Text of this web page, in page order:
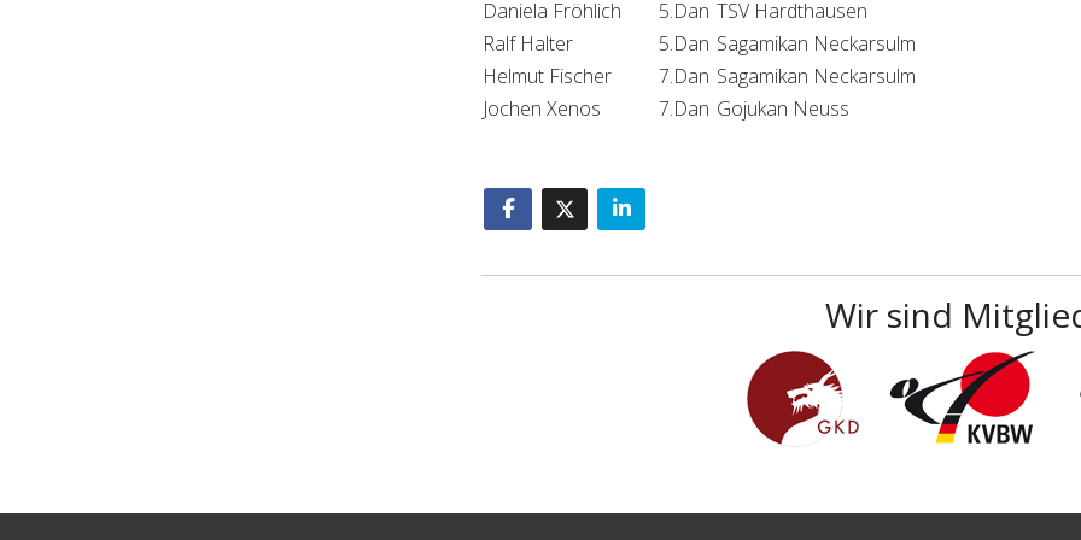
Ralf Halter
5.Dan Sagamikan Neckarsulm
Helmut Fischer
7.Dan Sagamikan Neckarsulm
Jochen Xenos
7.Dan Gojukan Neuss
Wir sind